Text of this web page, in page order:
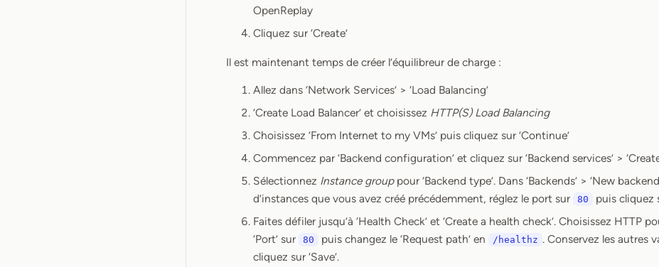
OpenReplay
Cliquez sur ‘Create’
Il est maintenant temps de créer l’équilibreur de charge :
Allez dans ‘Network Services’ > ‘Load Balancing’
‘Create Load Balancer’ et choisissez HTTP(S) Load Balancing
Choisissez ‘From Internet to my VMs’ puis cliquez sur ‘Continue’
Commencez par ‘Backend configuration’ et cliquez sur ‘Backend services’ >
Sélectionnez Instance grouppour ‘Backend type’. Dans ‘Backends’ > ‘New
d’instances que vous avez créé précédemment, réglez le port sur
80
puis cliquez
Faites défiler jusqu’à ‘Health Check’ et ‘Create a health check’. Choisissez HTTP
‘Port’ sur
80 puis changez le ‘Request path’ en /healthz . Conservez les autres
cliquez sur ‘Save’.